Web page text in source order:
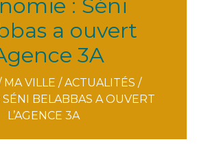
: Séni
a ouvert
3A
MA VILLE /ACTUALITÉS /
BELABBAS A OUVERT
L’AGENCE 3A